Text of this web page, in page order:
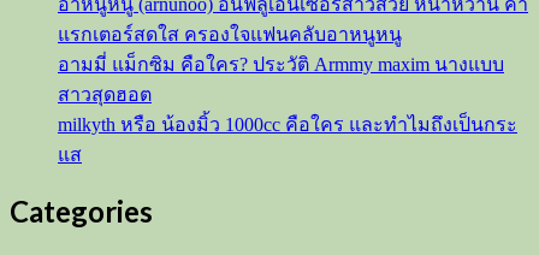
ดอล
สาย
แซ่บ
อาหนูหนู (arnunoo) อินฟลูเอนเซอร์สาวสวย หน้าหวาน คา
แรกเตอร์สดใส ครองใจแฟนคลับอาหนูหนู
อามมี่ แม็กซิม คือใคร? ประวัติ Armmy maxim นางแบบ
สาวสุดฮอต
milkyth หรือ น้องมิ้ว 1000cc คือใคร และทำไมถึงเป็นกระ
แส
Categories